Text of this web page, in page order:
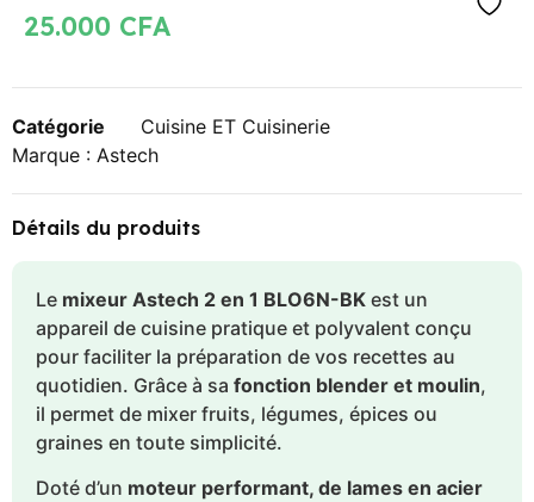
25.000 CFA
Catégorie
Cuisine ET Cuisinerie
Marque : Astech
Détails du produits
Le mixeur Astech 2 en 1 BLO6N-BK est un
appareil de cuisine pratique et polyvalent conçu
pour faciliter la préparation de vos recettes au
quotidien. Grâce à sa fonction blender et moulin,
il permet de mixer fruits, légumes, épices ou
graines en toute simplicité.
Doté d’un moteur performant, de lames en acier